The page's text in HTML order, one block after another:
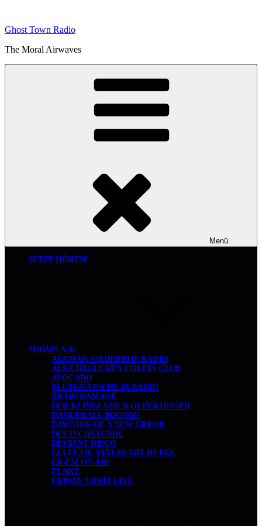
springen
Ghost Town Radio
The Moral Airwaves
Menü
JETZT HÖREN!
SHOWS A-G
AGGRAR NIEDERHOF RADIO
ALEX HELLCAT’S COFFIN CLUB
AVOCADO
BLUTGRÄTSCHE 05 RADIO
BRAIN DAMAGE
DER KLINGENDE WOLPERTINGER
DANCEHALL BOOOM!
DAWNING OF A NEW ERROR
DEUTSCHSTUNDE
DEVIANT DISCO
ECLECTIC STYLES MIT DJ PEE
ER-EM ON AIR
FLAKE
FRIDAY NIGHT LIVE